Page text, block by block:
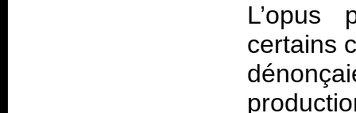
L’opus
certains